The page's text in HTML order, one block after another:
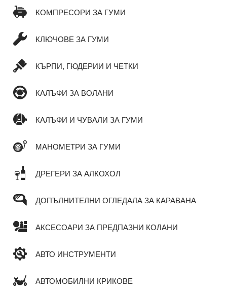
КОМПРЕСОРИ ЗА ГУМИ
КЛЮЧОВЕ ЗА ГУМИ
КЪРПИ, ГЮДЕРИИ И ЧЕТКИ
КАЛЪФИ ЗА ВОЛАНИ
КАЛЪФИ И ЧУВАЛИ ЗА ГУМИ
МАНОМЕТРИ ЗА ГУМИ
ДРЕГЕРИ ЗА АЛКОХОЛ
ДОПЪЛНИТЕЛНИ ОГЛЕДАЛА ЗА КАРАВАНА
АКСЕСОАРИ ЗА ПРЕДПАЗНИ КОЛАНИ
АВТО ИНСТРУМЕНТИ
АВТОМОБИЛНИ КРИКОВЕ